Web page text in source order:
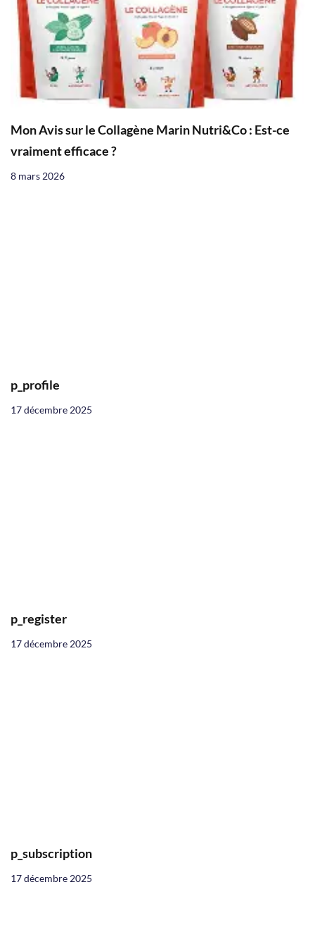
Mon Avis sur le Collagène Marin Nutri&Co : Est-ce
vraiment efficace ?
8 mars 2026
p_profile
17 décembre 2025
p_register
17 décembre 2025
p_subscription
17 décembre 2025